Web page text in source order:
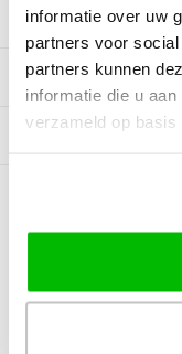
informatie over uw
partners voor
partners kunnen
informatie die u
verzameld op
Tags
Gerelateerde